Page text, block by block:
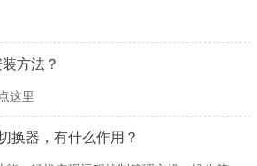
方法？
这里
换器，有什么作用？